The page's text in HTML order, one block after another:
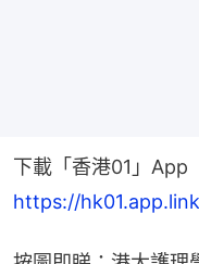
下載「香港01」App
https://